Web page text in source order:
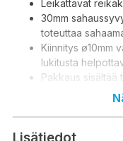
Leikattavat
30mm
toteuttaa
Kiinnitys ø10mm
lukitusta
Pakkaus
Sahattavia
puukuitulevy,